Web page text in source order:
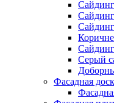
Серый
Фасадная